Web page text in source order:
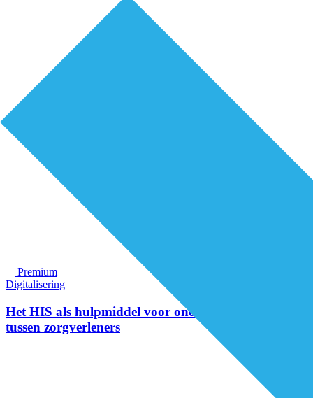
Premium
Digitalisering
Het HIS als hulpmiddel voor onderlinge afstemming
tussen zorgverleners